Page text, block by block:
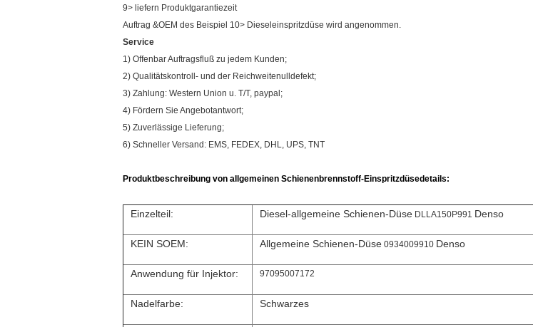
9> liefern Produktgarantiezeit
Auftrag &OEM des Beispiel 10> Dieseleinspritzdüse wird angenommen.
Service
1) Offenbar Auftragsfluß zu jedem Kunden;
2) Qualitätskontroll- und der Reichweitenulldefekt;
3) Zahlung: Western Union u. T/T, paypal;
4) Fördern Sie Angebotantwort;
5) Zuverlässige Lieferung;
6) Schneller Versand: EMS, FEDEX, DHL, UPS, TNT
Produktbeschreibung von allgemeinen Schienenbrennstoff-Einspritzdüsedetails:
Einzelteil: Diesel-allgemeine Schienen-Düse DLLA150P991 Denso
KEIN SOEM: Allgemeine Schienen-Düse 0934009910 Denso
Anwendung für Injektor: 97095007172
Nadelfarbe: Schwarzes